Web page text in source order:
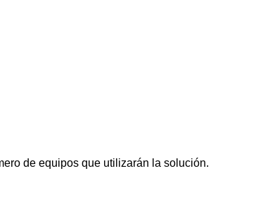
de equipos que utilizarán la solución.